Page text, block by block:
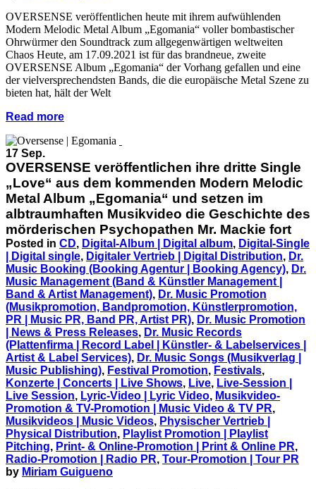
OVERSENSE veröffentlichen heute mit ihrem aufwühlenden
Modern Melodic Metal Album „Egomania“ voller bombastischer
Ohrwürmer den Soundtrack zum allgegenwärtigen weltweiten
Chaos Heute, am 17.09.2021 ist für das brandneue, zweite
OVERSENSE Album „Egomania“ der Vorhang gefallen und eine
der vielversprechendsten Bands, die die europäische Metal Szene zu
bieten hat, hält der Welt
Read more
17 Sep.
OVERSENSE veröffentlichen ihre dritte Single
„Love“ aus dem kommenden Modern Melodic
Metal Album „Egomania“ und setzen im
albtraumhaften Musikvideo die Geschichte des
mörderischen Psychopathen Mr. Mackie fort
Posted in CD, Digital-Album | Digital album, Digital-Single
| Digital single, Digitaler Vertrieb | Digital Distribution, Dr.
Music Booking (Booking Agentur | Booking Agency), Dr.
Music Management (Band & Künstler Management |
Band & Artist Management), Dr. Music Promotion
(Musikpromotion, Bandpromotion, Künstlerpromotion,
PR | Music PR, Band PR, Artist PR), Dr. Music Promotion
| News & Press Releases, Dr. Music Records
(Plattenfirma | Record Label | Künstler- & Labelservices |
Artist & Label Services), Dr. Music Songs (Musikverlag |
Music Publishing), Festival Promotion, Festivals,
Konzerte | Concerts | Live Shows, Live, Live-Session |
Live Session, Lyric-Video | Lyric Video, Musikvideo-
Promotion & TV-Promotion | Music Video & TV PR,
Musikvideos | Music Videos, Physischer Vertrieb |
Physical Distribution, Playlist Promotion | Playlist
Pitching, Print- & Online-Promotion | Print & Online PR,
Radio-Promotion | Radio PR, Tour-Promotion | Tour PR
by Miriam Guigueno